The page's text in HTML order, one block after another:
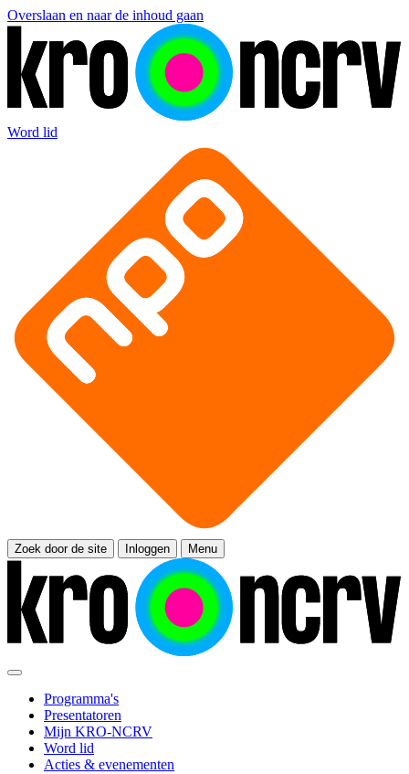
Overslaan en naar de inhoud gaan
Word lid
Zoek door de site Inloggen Menu
Programma's
Presentatoren
Mijn KRO-NCRV
Word lid
Acties & evenementen